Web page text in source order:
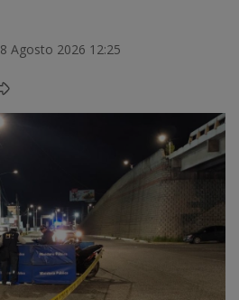
8 Agosto 2026 12:25